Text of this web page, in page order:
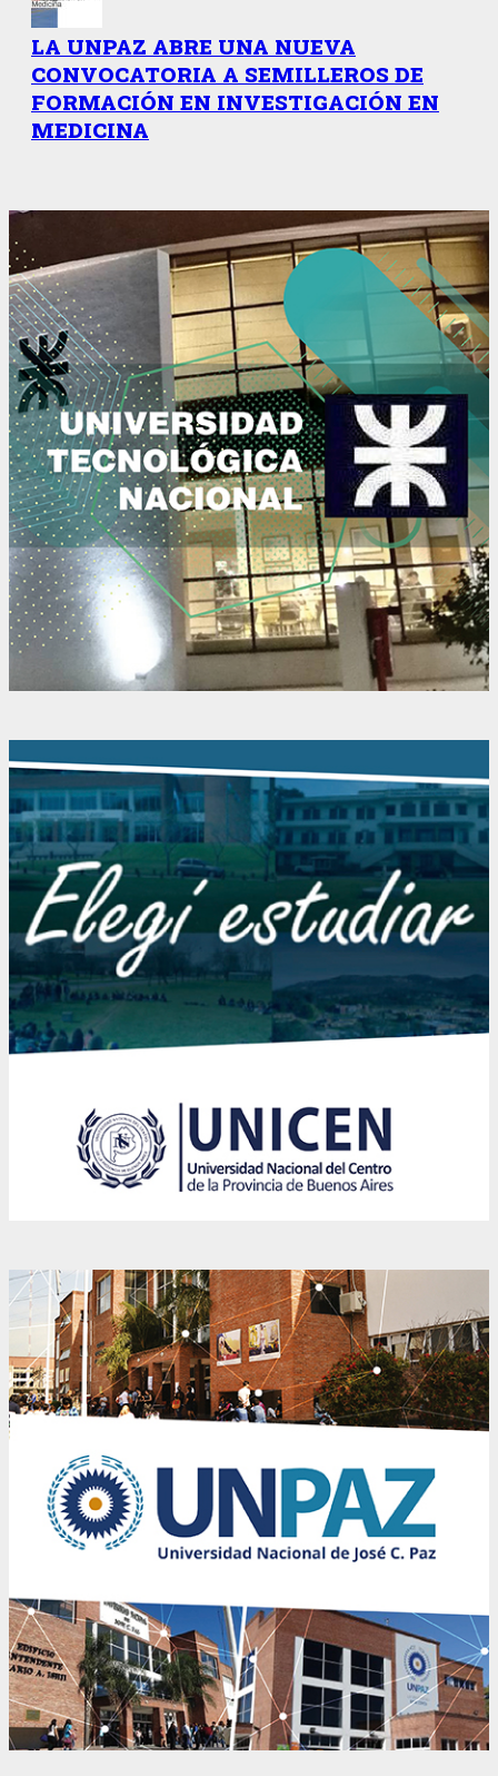
LA UNPAZ ABRE UNA NUEVA
CONVOCATORIA A SEMILLEROS DE
FORMACIÓN EN INVESTIGACIÓN EN
MEDICINA